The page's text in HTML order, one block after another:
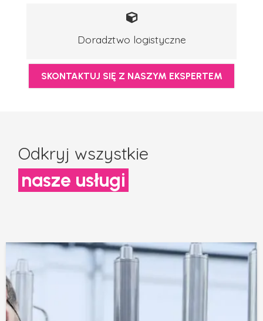
Doradztwo logistyczne
SKONTAKTUJ SIĘ Z NASZYM EKSPERTEM
Odkryj wszystkie
nasze usługi